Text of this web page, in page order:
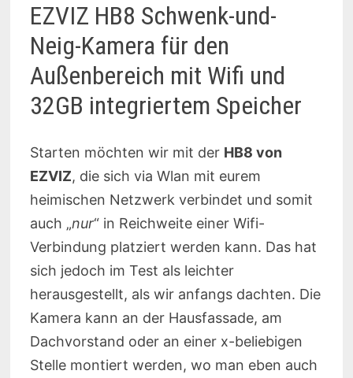
EZVIZ HB8 Schwenk-und-
Neig-Kamera für den
Außenbereich mit Wifi und
32GB integriertem Speicher
Starten möchten wir mit der HB8 von
EZVIZ, die sich via Wlan mit eurem
heimischen Netzwerk verbindet und somit
auch „nur“ in Reichweite einer Wifi-
Verbindung platziert werden kann. Das hat
sich jedoch im Test als leichter
herausgestellt, als wir anfangs dachten. Die
Kamera kann an der Hausfassade, am
Dachvorstand oder an einer x-beliebigen
Stelle montiert werden, wo man eben auch